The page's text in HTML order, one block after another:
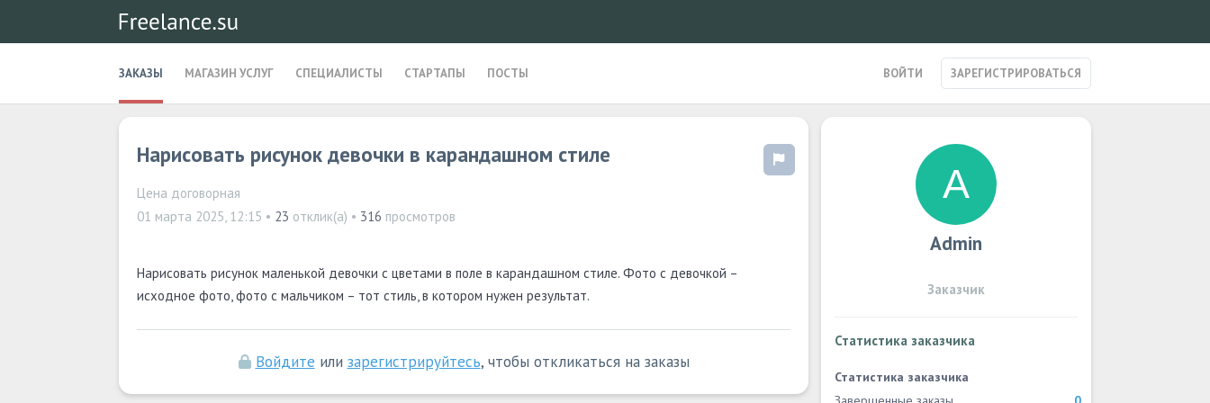
ВОЙТИ ЗАРЕГИСТРИРОВАТЬСЯ
ЗАКАЗЫ МАГАЗИН УСЛУГ СПЕЦИАЛИСТЫ СТАРТАПЫ ПОСТЫ
Нарисовать рисунок девочки в карандашном стиле
Цена договорная
01 марта 2025, 12:15 • 23 отклик(а) • 316 просмотров
Нарисовать рисунок маленькой девочки с цветами в поле в карандашном стиле. Фото с девочкой –
исходное фото, фото с мальчиком – тот стиль, в котором нужен результат.
Войдите или зарегистрируйтесь, чтобы откликаться на заказы
Admin
Заказчик
Статистика заказчика
Статистика заказчика